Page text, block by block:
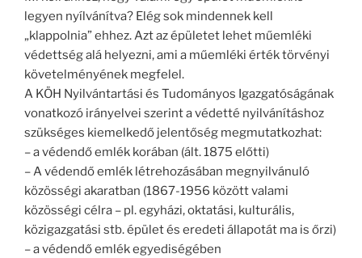
legyen nyílvánítva? Elég sok mindennek kell
„klappolnia” ehhez. Azt az épületet lehet műemléki
védettség alá helyezni, ami a műemléki érték törvényi
követelményének megfelel.
A KÖH Nyilvántartási és Tudományos Igazgatóságának
vonatkozó irányelvei szerint a védetté nyilvánításhoz
szükséges kiemelkedő jelentőség megmutatkozhat:
– a védendő emlék korában (ált. 1875 előtti)
– A védendő emlék létrehozásában megnyilvánuló
közösségi akaratban (1867-1956 között valami
közösségi célra – pl. egyházi, oktatási, kulturális,
közigazgatási stb. épület és eredeti állapotát ma is őrzi)
– a védendő emlék egyediségében